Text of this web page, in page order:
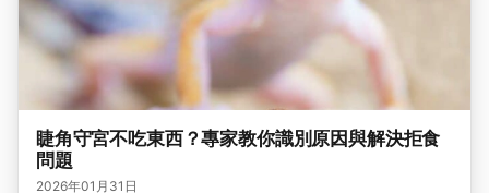
睫角守宮不吃東西？專家教你識別原因與解決拒食
問題
2026年01月31日